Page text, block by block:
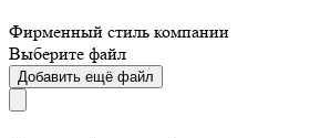
Фирменный стиль компании
Выберите файл
Добавить ещё файл